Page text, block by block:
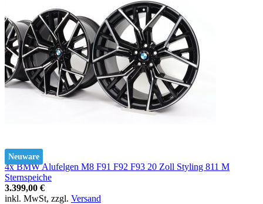
Neuware
4x BMW Alufelgen M8 F91 F92 F93 20 Zoll Styling 811 M
Sternspeiche
3.399,00 €
inkl. MwSt, zzgl. Versand